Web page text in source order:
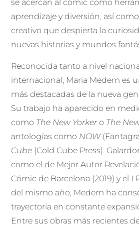
se acercan al cómic como
aprendizaje y diversión, así
creativo que despierta la
nuevas historias y mundos
Reconocida tanto a nivel
internacional, Maria Medem es
más destacadas de la nueva
Su trabajo ha aparecido en
como The New Yorkero The
antologías como NOW
Cube (Cold Cube Press).
como el de Mejor Autor
Cómic de Barcelona (2019) y el I
del mismo año, Medem ha
trayectoria en constante
Entre sus obras más recientes